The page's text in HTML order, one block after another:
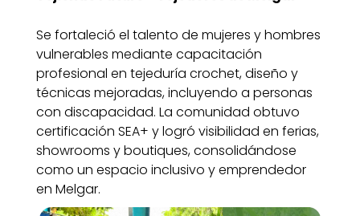
Se fortaleció el talento de mujeres y hombres
vulnerables mediante capacitación
profesional en tejeduría crochet, diseño y
técnicas mejoradas, incluyendo a personas
con discapacidad. La comunidad obtuvo
certificación SEA+ y logró visibilidad en ferias,
showrooms y boutiques, consolidándose
como un espacio inclusivo y emprendedor
en Melgar.